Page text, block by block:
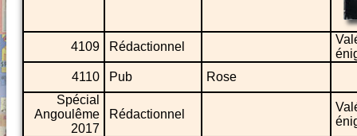
4109 Rédactionnel
4110
Pub
Rose
Spécial
Angoulême
2017
Rédactionnel